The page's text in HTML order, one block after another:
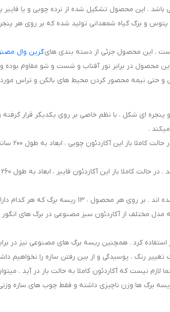
باشد . این محصول تشکیل شده از نرده چوبی و یا
و برگ گیاه شمعدانی تولید شده که بر روی هر
است . این محصول جزئی از دسته بندی هایگرین وال
در برابر نور آفتاب و شست و شو مقاوم بوده و
نیمه محصور کردن محیط های بالکن و تراس مورد
ای شکل ، با نظم خاصی بر روی یکدیگر قرار
.
مختلف از آکاردئون سبز مصنوعی در برگ های انگور
استفاده کرد . همچنین ریسه برگ های مصنوعی نیز در
رنگ ، پوسیدگی و از بین رفتن سازه را نخواهیم
نیست که آکاردئون کاملا به حالت باز در آِید . میتوان